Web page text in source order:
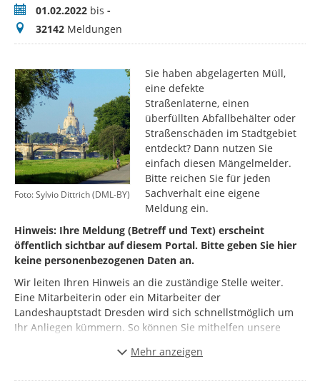
Zeitraum01.02.2022 bis -
Meldungen
32142 Meldungen
Foto: Sylvio Dittrich (DML-BY)
Sie haben abgelagerten Müll,
eine defekte
Straßenlaterne, einen
überfüllten Abfallbehälter oder
Straßenschäden im Stadtgebiet
entdeckt? Dann nutzen Sie
einfach diesen Mängelmelder.
Bitte reichen Sie für jeden
Sachverhalt eine eigene
Meldung ein.
Hinweis: Ihre Meldung (Betreff und Text) erscheint
öffentlich sichtbar auf diesem Portal. Bitte geben Sie hier
keine personenbezogenen Daten an.
Wir leiten Ihren Hinweis an die zuständige Stelle weiter.
Eine Mitarbeiterin oder ein Mitarbeiter der
Landeshauptstadt Dresden wird sich schnellstmöglich um
Ihr Anliegen kümmern. So können Sie mithelfen unsere
Mehr anzeigen